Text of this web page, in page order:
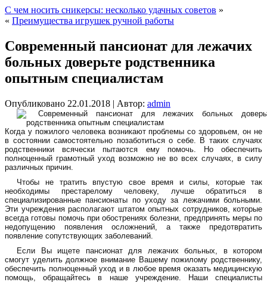
С чем носить сникерсы: несколько удачных советов »
« Преимущества игрушек ручной работы
Современный пансионат для лежачих
больных доверьте родственника
опытным специалистам
Опубликовано 22.01.2018 | Автор: admin
Когда у пожилого человека возникают проблемы со здоровьем, он не
в состоянии самостоятельно позаботиться о себе. В таких случаях
родственники всячески пытаются ему помочь. Но обеспечить
полноценный грамотный уход возможно не во всех случаях, в силу
различных причин.
Чтобы не тратить впустую свое время и силы, которые так
необходимы престарелому человеку, лучше обратиться в
специализированные пансионаты по уходу за лежачими больными
Эти учреждения располагают штатом опытных сотрудников, которые
всегда готовы помочь при обострениях болезни, предпринять меры по
недопущению появления осложнений, а также предотвратить
появление сопутствующих заболеваний.
Если Вы ищете пансионат для лежачих больных , в котором
смогут уделить должное внимание Вашему пожилому родственнику,
обеспечить полноценный уход и в любое время оказать медицинскую
помощь, обращайтесь в наше учреждение. Наши специалисты